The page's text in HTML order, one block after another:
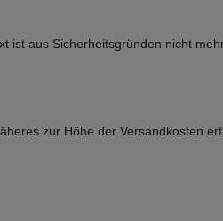
ist aus Sicherheitsgründen nicht
zur Höhe der Versandkosten